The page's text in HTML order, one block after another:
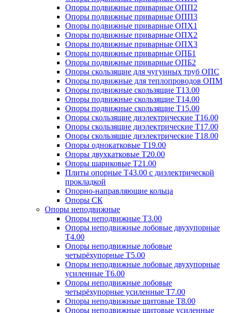
Опоры подвижные приварные ОПП2
Опоры подвижные приварные ОПП3
Опоры подвижные приварные ОПХ1
Опоры подвижные приварные ОПХ2
Опоры подвижные приварные ОПХ3
Опоры подвижные приварные ОПБ1
Опоры подвижные приварные ОПБ2
Опоры скользящие для чугунных труб ОПС
Опоры подвижные для теплопроводов ОПМ
Опоры подвижные скользящие Т13.00
Опоры подвижные скользящие Т14.00
Опоры подвижные скользящие Т15.00
Опоры скользящие диэлектрические Т16.00
Опоры скользящие диэлектрические Т17.00
Опоры скользящие диэлектрические Т18.00
Опоры однокатковые Т19.00
Опоры двухкатковые Т20.00
Опоры шариковые Т21.00
Плиты опорные Т43.00 с диэлектрической
прокладкой
Опорно-направляющие кольца
Опоры СК
Опоры неподвижные
Опоры неподвижные Т3.00
Опоры неподвижные лобовые двухупорные
Т4.00
Опоры неподвижные лобовые
четырёхупорные Т5.00
Опоры неподвижные лобовые двухупорные
усиленные Т6.00
Опоры неподвижные лобовые
четырёхупорные усиленные Т7.00
Опоры неподвижные щитовые Т8.00
Опоры неподвижные щитовые усиленные